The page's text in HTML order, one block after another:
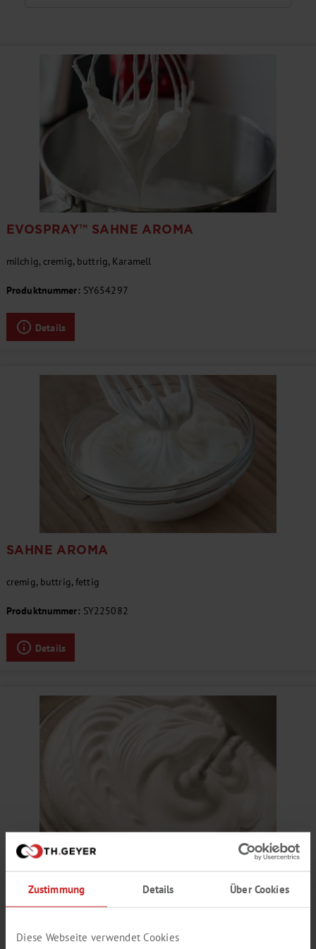
Zustimmung Details Über Cookies
Diese Webseite verwendet Cookies
EVOSPRAY™ SAHNE AROMA
milchig, cremig, buttrig, Karamell
Produktnummer: SY654297
Details
SAHNE AROMA
cremig, buttrig, fettig
Produktnummer: SY225082
Details
SAHNE MILCH AROMA
Produktnummer: